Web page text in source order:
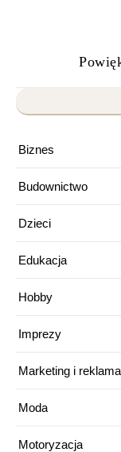
Biznes
Budownictwo
Dzieci
Edukacja
Hobby
Imprezy
Marketing i reklama
Moda
Motoryzacja